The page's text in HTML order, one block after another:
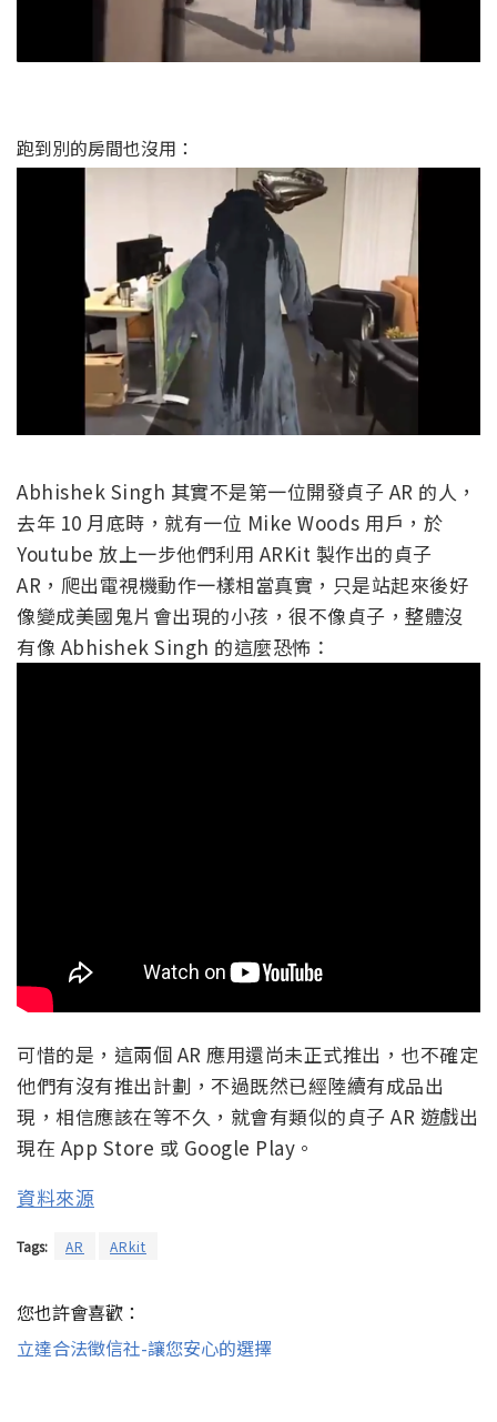
跑到別的房間也沒用：
Abhishek Singh 其實不是第一位開發貞子 AR 的人，
去年 10 月底時，就有一位 Mike Woods 用戶，於
Youtube 放上一步他們利用 ARKit 製作出的貞子
AR，爬出電視機動作一樣相當真實，只是站起來後好
像變成美國鬼片會出現的小孩，很不像貞子，整體沒
有像 Abhishek Singh 的這麼恐怖：
可惜的是，這兩個 AR 應用還尚未正式推出，也不確定
他們有沒有推出計劃，不過既然已經陸續有成品出
現，相信應該在等不久，就會有類似的貞子 AR 遊戲出
現在 App Store 或 Google Play。
資料來源
Tags: AR ARkit
您也許會喜歡：
立達合法徵信社-讓您安心的選擇